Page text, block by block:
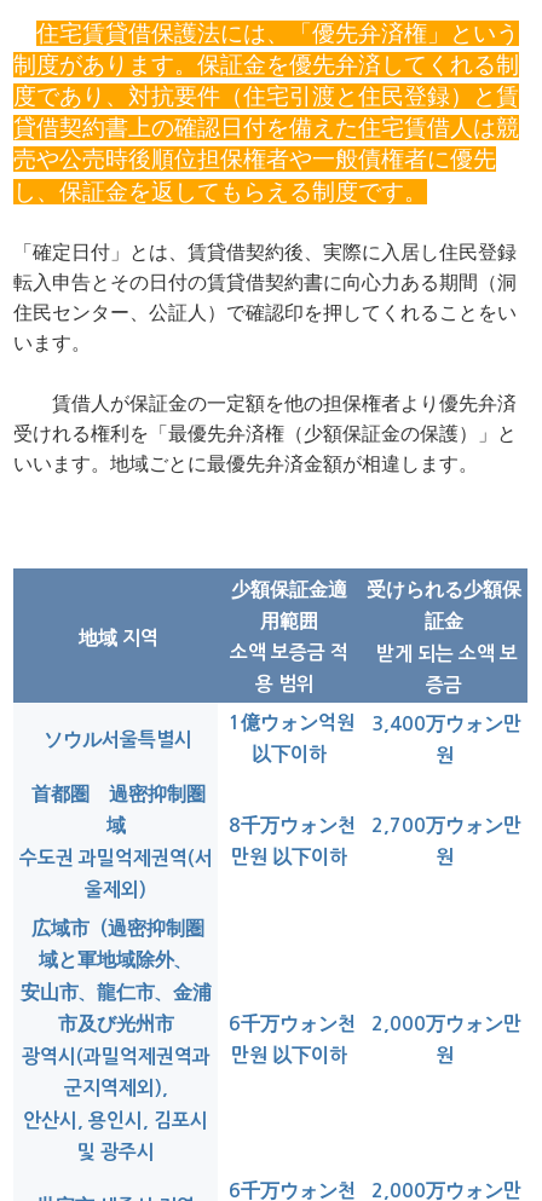
住宅賃貸借保護法には、「優先弁済権」という
制度があります。保証金を優先弁済してくれる制
度であり、対抗要件（住宅引渡と住民登録）と賃
貸借契約書上の確認日付を備えた住宅賃借人は競
売や公売時後順位担保権者や一般債権者に優先
し、保証金を返してもらえる制度です。
「確定日付」とは、賃貸借契約後、実際に入居し住民登録
転入申告とその日付の賃貸借契約書に向心力ある期間（洞
住民センター、公証人）で確認印を押してくれることをい
います。
賃借人が保証金の一定額を他の担保権者より優先弁済
受けれる権利を「最優先弁済権（少額保証金の保護）」と
いいます。地域ごとに最優先弁済金額が相違します。
地域 지역
少額保証金適
用範囲
소액보증금 적
용 범위
受けられる少額保
証金
받게 되는 소액 보
증금
ソウル서울특별시
1億ウォン억원
以下 이하
3,400万ウォン만
원
首都圏 過密抑制圏
域
수도권 과밀억제권역(서
울제외)
8千万ウォン천
만원 以下 이하
2,700万ウォン만
원
広域市（過密抑制圏
域と軍地域除外、
安山市、龍仁市、金浦
市及び光州市
광역시(과밀억제권역과
군지역제외),
안산시, 용인시, 김포시
및 광주시
6千万ウォン천
만원 以下 이하
2,000万ウォン만
원
6千万ウォン천 2,000万ウォン만